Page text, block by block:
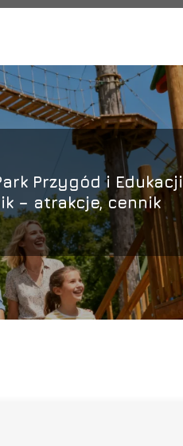
Przygód i Edukacji
– atrakcje, cennik